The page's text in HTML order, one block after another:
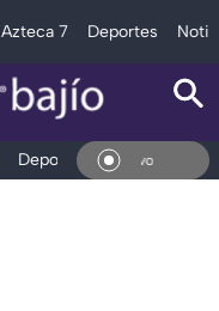
Azteca 7 Deportes
Deportes Espectáculos
En Vivo